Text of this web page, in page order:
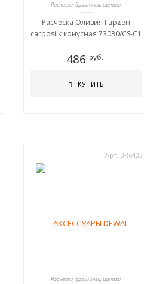
Расчески, брашинги, щетки
Расческа Оливия Гарден
carbosilk конусная 73030/СS-C1
486 руб.-
КУПИТЬ
Арт. BR6403
Расчески, брашинги, щетки